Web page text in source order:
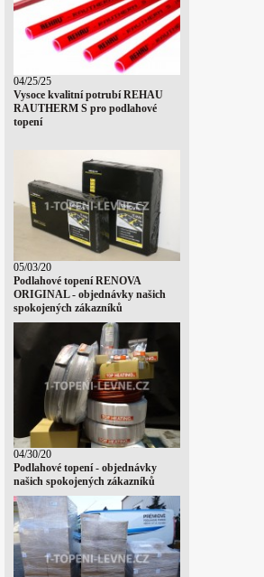
04/25/25
Vysoce kvalitní potrubí REHAU
RAUTHERM S pro podlahové
topení
05/03/20
Podlahové topení RENOVA
ORIGINAL - objednávky našich
spokojených zákazníků
04/30/20
Podlahové topení - objednávky
našich spokojených zákazníků